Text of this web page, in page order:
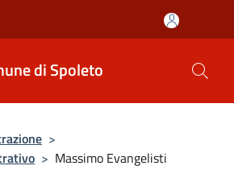
di Spoleto
>
> Massimo Evangelisti